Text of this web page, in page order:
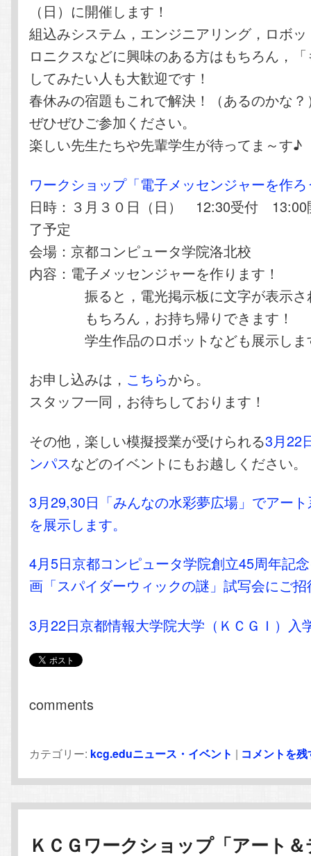
（日）に開催します！
組込みシステム，エンジニアリング，ロボ
ロニクスなどに興味のある方はもちろん，
してみたい人も大歓迎です！
春休みの宿題もこれで解決！（あるのかな？
ぜひぜひご参加ください。
楽しい先生たちや先輩学生が待ってま～す♪
ワークショップ「電子メッセンジャーを作
日時：３月３０日（日） 12:30受付
了予定
会場：京都コンピュータ学院洛北校
内容：電子メッセンジャーを作ります！
振ると，電光掲示板に文字が表示さ
もちろん，お持ち帰りできます！
学生作品のロボットなども展示しま
お申し込みは， こちらから。
スタッフ一同，お待ちしております！
その他，楽しい模擬授業が受けられる3月22
ンパスなどのイベントにもお越しください。
3月29,30日「みんなの水彩夢広場」でアー
を展示します。
4月5日京都コンピュータ学院創立45周年記
画「スパイダーウィックの謎」試写会にご
3月22日京都情報大学院大学（ＫＣＧＩ）入
comments
カテゴリー: kcg.eduニュース・イベント | コメントを残
ＫＣＧワークショップ「アート